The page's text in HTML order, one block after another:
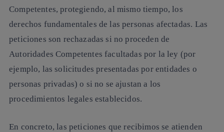
Competentes, protegiendo, al mismo tiempo, los
derechos fundamentales de las personas afectadas. Las
peticiones son rechazadas si no proceden de
Autoridades Competentes facultadas por la ley (por
ejemplo, las solicitudes presentadas por entidades o
personas privadas) o si no se ajustan a los
procedimientos legales establecidos.
En concreto, las peticiones que recibimos se atienden